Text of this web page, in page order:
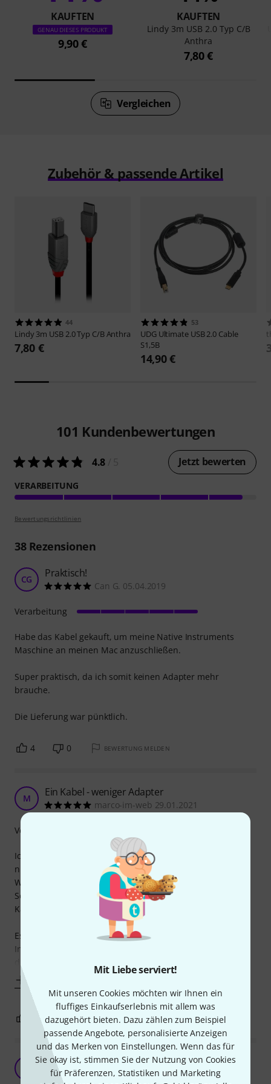
Mit Liebe serviert!
Mit unseren Cookies möchten wir Ihnen ein
fluffiges Einkaufserlebnis mit allem was
dazugehört bieten. Dazu zählen zum Beispiel
passende Angebote, personalisierte Anzeigen
und das Merken von Einstellungen. Wenn das für
Sie okay ist, stimmen Sie der Nutzung von Cookies
für Präferenzen, Statistiken und Marketing
KAUFTEN
GENAU DIESES PRODUKT
9,90 €
KAUFTEN
Lindy 3m USB 2.0 Typ C/B
Anthra
7,80 €
Vergleichen
Zubehör & passende Artikel
44
Lindy 3m USB 2.0 Typ C/B Anthra
7,80 €
53
UDG Ultimate USB 2.0 Cable
S1,5B
14,90 €
101 Kundenbewertungen
4.8 Jetzt bewerten
VERARBEITUNG
Bewertungsrichtlinien
38Rezensionen
CG Praktisch!
Can G. 05.04.2019
Habe das Kabel gekauft, um meine Native Instruments
Maschine an meinen Mac anzuschließen.
Super praktisch, da ich somit keinen Adapter mehr
brauche.
Die Lieferung war pünktlich.
Verarbeitung
4 0 BEWERTUNG MELDEN
M Ein Kabel - weniger Adapter
marco-im-web 29.01.2021
Ich habe mir das Kabel gekauft, da die neueren MacBooks
nur noch USB-C Anschlüsse haben.
Weil ich nicht auf den Anschluss von meinem Focusrite
Scarlett 2i2 2nd Gen verzichten wollte habe ich mir dieses
Kabel geholt.
Es ist super entspannt, das Scarlett, andere Audio
Interfaces oder sonstige Geräte mit USB Typ B Anschluss
Verarbeitung
0 BEWERTUNG MELDEN
Eher Werkzeug als Spielzeug
RichardGWo 09.07.2023